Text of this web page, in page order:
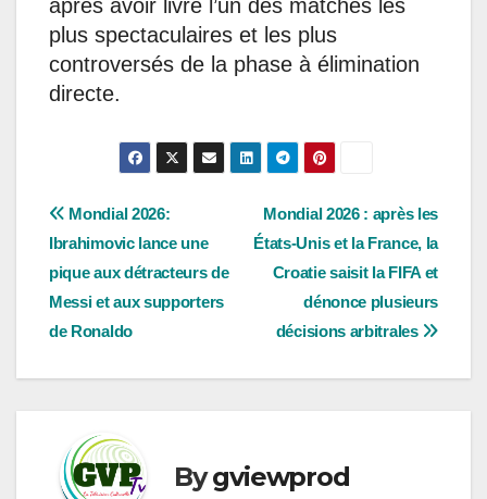
après avoir livré l’un des matches les
plus spectaculaires et les plus
controversés de la phase à élimination
directe.
Navigation
de
l’article
Mondial 2026 : après les
États-Unis et la France, la
Croatie saisit la FIFA et
dénonce plusieurs
décisions arbitrales
Mondial 2026:
Ibrahimovic lance une
pique aux détracteurs de
Messi et aux supporters
de Ronaldo
Bygviewprod